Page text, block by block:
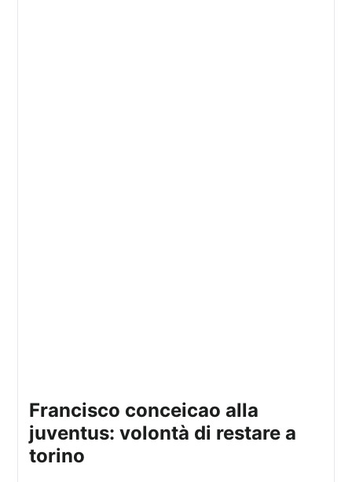
Francisco conceicao alla
juventus: volontà di restare a
torino